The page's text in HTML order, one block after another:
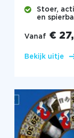
Stoer,
en
Vanaf €
Bekijk uitje